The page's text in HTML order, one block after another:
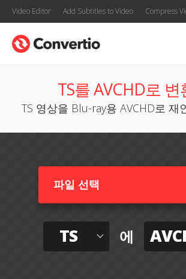
Video Editor Add Subtitles to Video Compress
TS를 AVCHD로 변
TS 영상을 Blu-ray용 AVCHD로 재
파일 선택
TS 에